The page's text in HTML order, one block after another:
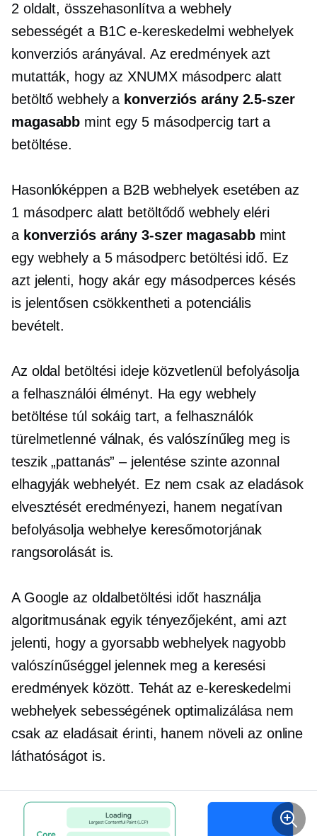
2 oldalt, összehasonlítva a webhely
sebességét a B1C e-kereskedelmi webhelyek
konverziós arányával. Az eredmények azt
mutatták, hogy az XNUMX másodperc alatt
betöltő webhely a konverziós arány 2.5-szer
magasabb mint egy 5 másodpercig tart a
betöltése.
Hasonlóképpen a B2B webhelyek esetében az
1 másodperc alatt betöltődő webhely eléri
a konverziós arány 3-szer magasabbmint
egy webhely a 5 másodpercbetöltési idő. Ez
azt jelenti, hogy akár egy másodperces késés
is jelentősen csökkentheti a potenciális
bevételt.
Az oldal betöltési ideje közvetlenül befolyásolja
a felhasználói élményt. Ha egy webhely
betöltése túl sokáig tart, a felhasználók
türelmetlenné válnak, és valószínűleg meg is
teszik„pattanás” – jelentése szinte azonnal
elhagyják webhelyét. Ez nem csak az eladások
elvesztését eredményezi, hanem negatívan
befolyásolja webhelye keresőmotorjának
rangsorolását is.
A Google az oldalbetöltési időt használja
algoritmusának egyik tényezőjeként, ami azt
jelenti, hogy a gyorsabb webhelyek nagyobb
valószínűséggel jelennek meg a keresési
eredmények között. Tehát az e-kereskedelmi
webhelyek sebességének optimalizálása nem
csak az eladásait érinti, hanem növeli az online
láthatóságot is.